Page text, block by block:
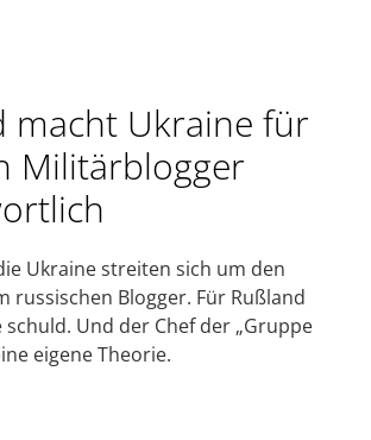
macht Ukraine für
Militärblogger
Ukraine streiten sich um den
russischen Blogger. Für Rußland
Und der Chef der „Gruppe
eigene Theorie.